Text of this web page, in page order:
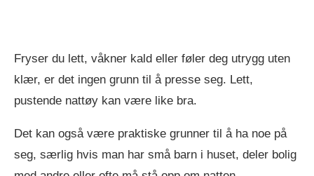
Fryser du lett, våkner kald eller føler deg utrygg uten
klær, er det ingen grunn til å presse seg. Lett,
pustende nattøy kan være like bra.
Det kan også være praktiske grunner til å ha noe på
seg, særlig hvis man har små barn i huset, deler bolig